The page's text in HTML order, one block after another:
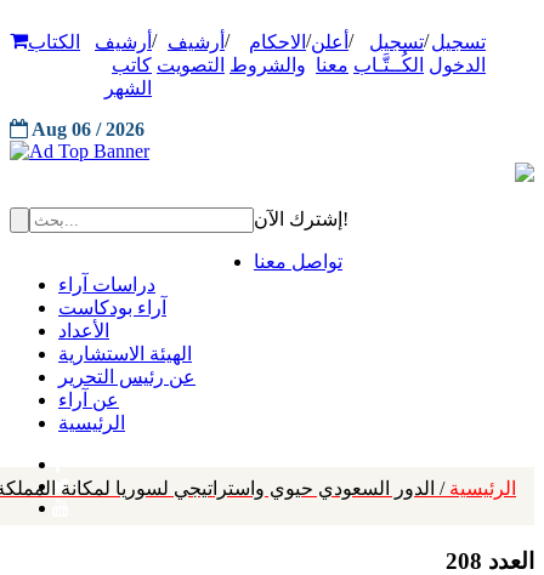
تسجيل
الدخول
/تسجيل
الكُــتَّـاب
/ أعلن
معنا
/ الاحكام
والشروط
/ أرشيف
التصويت
/ أرشيف
كاتب
الشهر
الكتاب
Aug 06 / 2026
إشترك الآن!
تواصل معنا
دراسات آراء
آراء بودكاست
الأعداد
الهيئة الاستشارية
عن رئيس التحرير
عن آراء
الرئيسية
الرئيسية / الدور السعودي حيوي واستراتيجي لسوريا لمكانة
العدد 208